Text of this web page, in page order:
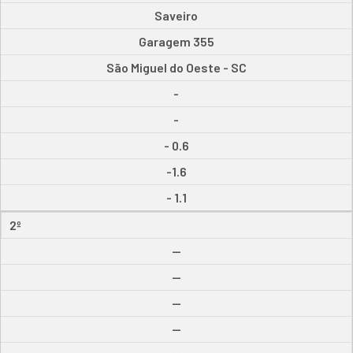
Saveiro
Garagem 355
São Miguel do Oeste - SC
-
-
- 0.6
-1.6
- 1.1
2º
--
--
--
--